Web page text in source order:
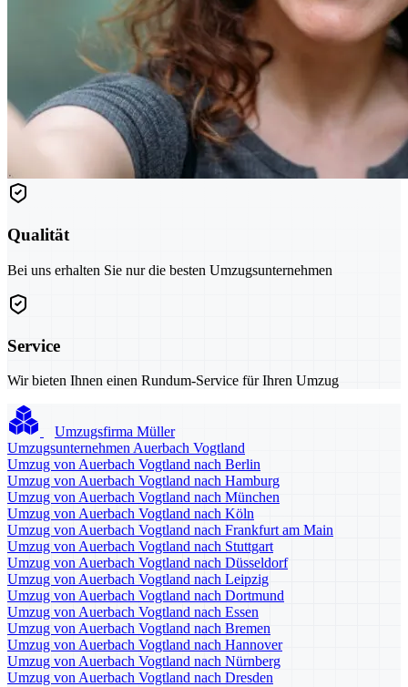
Qualität
Bei uns erhalten Sie nur die besten Umzugsunternehmen
Service
Wir bieten Ihnen einen Rundum-Service für Ihren Umzug
Umzugsfirma Müller
Umzugsunternehmen Auerbach Vogtland
Umzug von Auerbach Vogtland nach Berlin
Umzug von Auerbach Vogtland nach Hamburg
Umzug von Auerbach Vogtland nach München
Umzug von Auerbach Vogtland nach Köln
Umzug von Auerbach Vogtland nach Frankfurt am Main
Umzug von Auerbach Vogtland nach Stuttgart
Umzug von Auerbach Vogtland nach Düsseldorf
Umzug von Auerbach Vogtland nach Leipzig
Umzug von Auerbach Vogtland nach Dortmund
Umzug von Auerbach Vogtland nach Essen
Umzug von Auerbach Vogtland nach Bremen
Umzug von Auerbach Vogtland nach Hannover
Umzug von Auerbach Vogtland nach Nürnberg
Umzug von Auerbach Vogtland nach Dresden